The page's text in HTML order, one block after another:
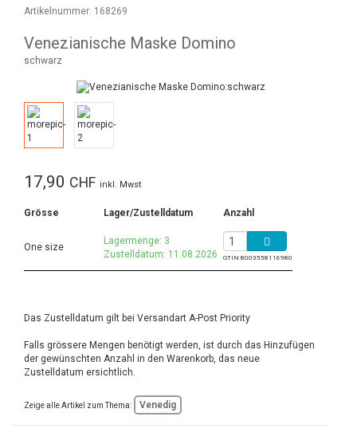
Artikelnummer: 168269
Venezianische Maske Domino
schwarz
17,90 CHF inkl. Mwst
Grösse Lager/Zustelldatum Anzahl
One size
Lagermenge: 3
Zustelldatum: 11.08.2026
GTIN:8003558116980
Das Zustelldatum gilt bei Versandart A-Post Priority
Falls grössere Mengen benötigt werden, ist durch das Hinzufügen
der gewünschten Anzahl in den Warenkorb, das neue
Zustelldatum ersichtlich.
Zeige alle Artikel zum Thema: Venedig